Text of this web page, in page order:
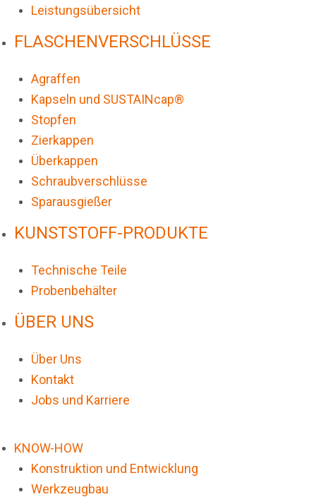
Leistungsübersicht
FLASCHENVERSCHLÜSSE
Agraffen
Kapseln und SUSTAINcap®
Stopfen
Zierkappen
Überkappen
Schraubverschlüsse
Sparausgießer
KUNSTSTOFF-PRODUKTE
Technische Teile
Probenbehälter
ÜBER UNS
Über Uns
Kontakt
Jobs und Karriere
KNOW-HOW
Konstruktion und Entwicklung
Werkzeugbau